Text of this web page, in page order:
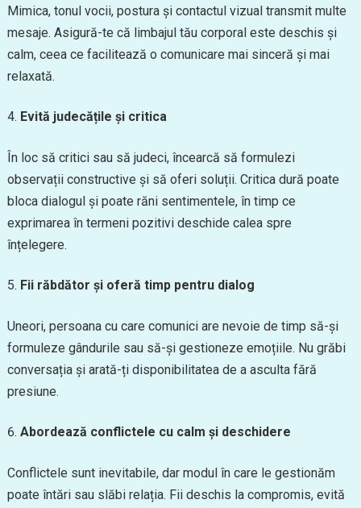
Mimica, tonul vocii, postura și contactul vizual transmit multe
mesaje. Asigură-te că limbajul tău corporal este deschis și
calm, ceea ce facilitează o comunicare mai sinceră și mai
relaxată.
Evită judecățile și critica
În loc să critici sau să judeci, încearcă să formulezi
observații constructive și să oferi soluții. Critica dură poate
bloca dialogul și poate răni sentimentele, în timp ce
exprimarea în termeni pozitivi deschide calea spre
înțelegere.
Fii răbdător și oferă timp pentru dialog
Uneori, persoana cu care comunici are nevoie de timp să-și
formuleze gândurile sau să-și gestioneze emoțiile. Nu grăbi
conversația și arată-ți disponibilitatea de a asculta fără
presiune.
Abordează conflictele cu calm și deschidere
Conflictele sunt inevitabile, dar modul în care le gestionăm
poate întări sau slăbi relația. Fii deschis la compromis, evită